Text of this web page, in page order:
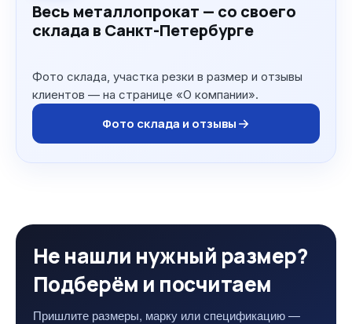
Весь металлопрокат — со своего
склада в Санкт-Петербурге
Фото склада, участка резки в размер и отзывы
клиентов — на странице «О компании».
Фото склада и отзывы
Не нашли нужный размер?
Подберём и посчитаем
Пришлите размеры, марку или спецификацию —